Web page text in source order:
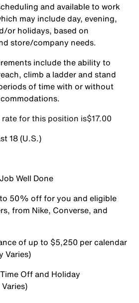
and available to work
may include day, evening,
or holidays, based on
store/company needs.
include the ability to
climb a ladder and stand
of time with or without
for this position isㅤ$17.00
18 (U.S.)
Well Done
50% off for you and eligible
from Nike, Converse, and
of up to $5,250 per calendar
Varies)
Off and Holiday